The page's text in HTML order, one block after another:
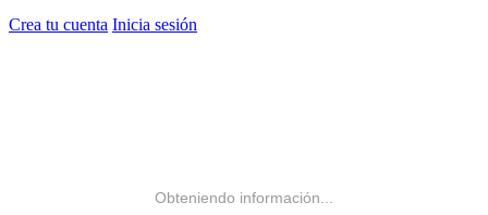
Crea tu cuenta Inicia sesión
Obteniendo información...